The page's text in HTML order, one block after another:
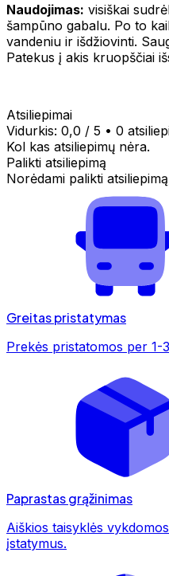
Naudojimas: visiškai
šampūno gabalu. Po to
vandeniu ir išdžiovinti.
Patekus į akis kruopščiai
Atsiliepimai
Vidurkis: 0,0 / 5 • 0
Kol kas atsiliepimų nėra.
Palikti atsiliepimą
Norėdami palikti
Greitas pristatymas
Prekės pristatomos per 1-
Paprastas grąžinimas
Aiškios taisyklės
įstatymus.